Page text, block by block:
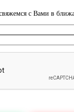
с Вами в